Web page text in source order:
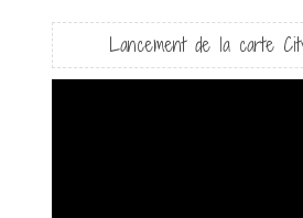
Lancement de la carte